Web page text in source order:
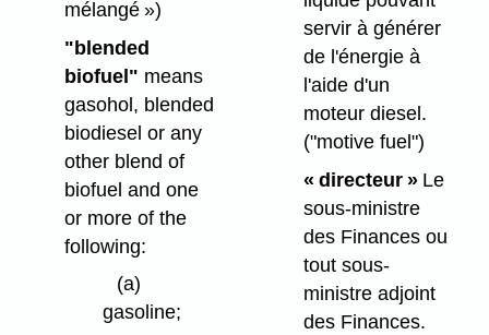
mélangé »)
"blended
biofuel" means
gasohol, blended
biodiesel or any
other blend of
biofuel and one
or more of the
following:
(a)
gasoline;
servir à générer
de l'énergie à
l'aide d'un
moteur diesel.
("motive fuel")
« directeur »Le
sous-ministre
des Finances ou
tout sous-
ministre adjoint
des Finances.